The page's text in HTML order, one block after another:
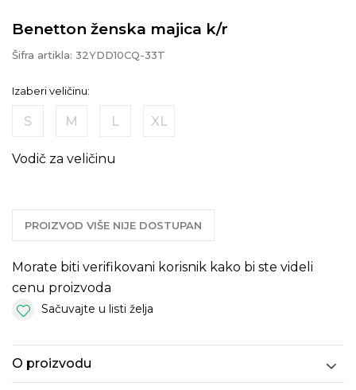
Benetton ženska majica k/r
Šifra artikla: 32YDD10CQ-33T
Izaberi veličinu:
S M L XL
Vodič za veličinu
PROIZVOD VIŠE NIJE DOSTUPAN
Morate biti verifikovani korisnik kako bi ste videli
cenu proizvoda
Sačuvajte u listi želja
O proizvodu